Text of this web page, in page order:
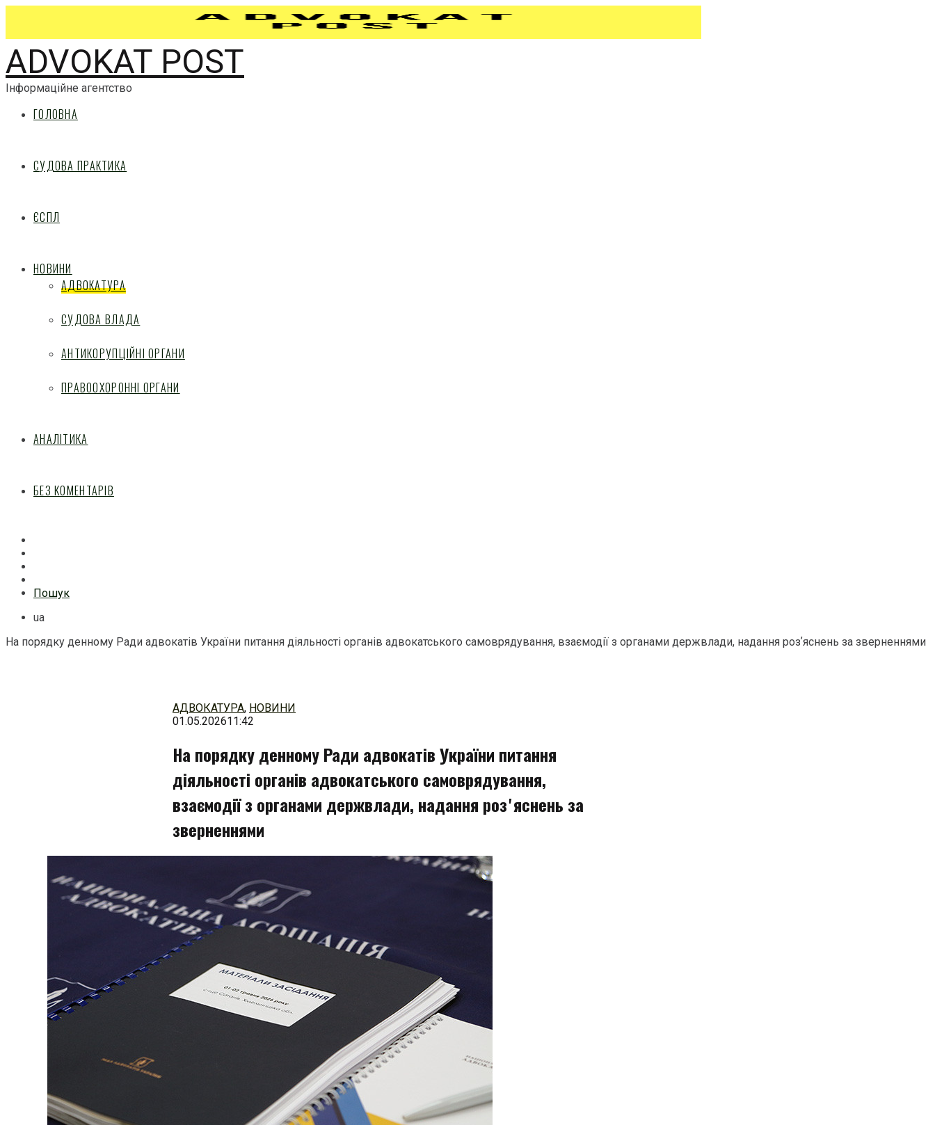
ADVOKAT POST
Інформаційне агентство
ГОЛОВНА
СУДОВА ПРАКТИКА
ЄСПЛ
НОВИНИ
АДВОКАТУРА
СУДОВА ВЛАДА
АНТИКОРУПЦІЙНІ ОРГАНИ
ПРАВООХОРОННІ ОРГАНИ
АНАЛІТИКА
БЕЗ КОМЕНТАРІВ
Пошук
ua
На порядку денному Ради адвокатів України питання діяльності органів адвокатського самоврядування, взаємодії з органами держвлади, надання розʼяснень за зверненнями
АДВОКАТУРА, НОВИНИ
01.05.202611:42
На порядку денному Ради адвокатів України питання
діяльності органів адвокатського самоврядування,
взаємодії з органами держвлади, надання розʼяснень за
зверненнями